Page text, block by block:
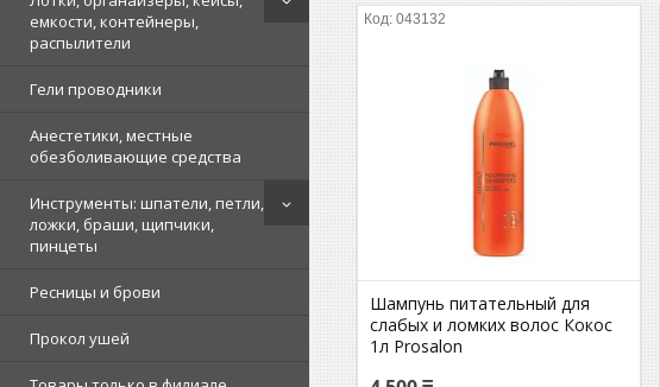
емкости, контейнеры,
распылители
Гели проводники
Анестетики, местные
обезболивающие средства
Инструменты: шпатели, петли,
ложки, браши, щипчики,
пинцеты
Ресницы и брови
Прокол ушей
043132
Шампунь питательный для
слабых и ломких волос Кокос
1л Prosalon